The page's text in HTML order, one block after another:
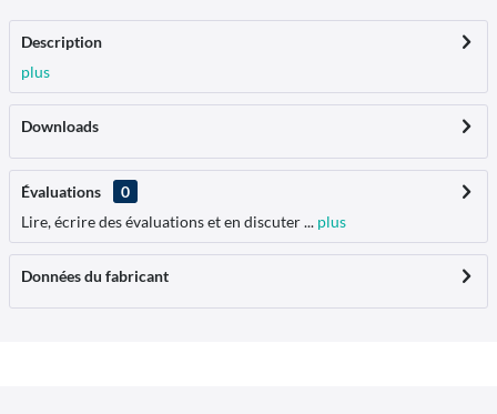
Description
plus
Downloads
Évaluations
0
Lire, écrire des évaluations et en discuter ... plus
Données du fabricant